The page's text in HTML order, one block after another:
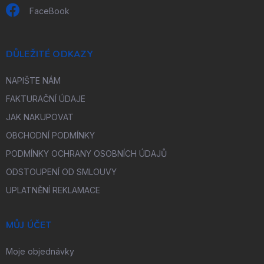
FaceBook
DŮLEŽITÉ ODKAZY
NAPIŠTE NÁM
FAKTURAČNÍ ÚDAJE
JAK NAKUPOVAT
OBCHODNÍ PODMÍNKY
PODMÍNKY OCHRANY OSOBNÍCH ÚDAJŮ
ODSTOUPENÍ OD SMLOUVY
UPLATNĚNÍ REKLAMACE
MŮJ ÚČET
Moje objednávky